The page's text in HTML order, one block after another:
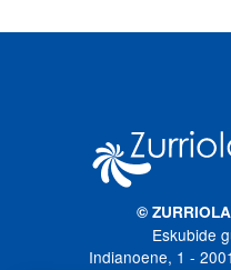
©
Eskubide
Indianoene, 1 -